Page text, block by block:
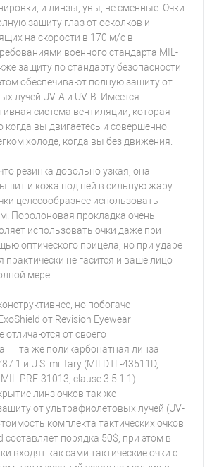
и линзы, увы, не сменные. Очки
защиту глаз от осколков и
на скорости в 170 м/с в
военного стандарта MIL-
защиту по стандарту безопасности
обеспечивают полную защиту от
лучей UV-A и UV-B. Имеется
система вентиляции, которая
когда вы двигаетесь и совершенно
холоде, когда вы без движения.
резинка довольно узкая, она
и кожа под ней в сильную жару
целесообразнее использовать
Поролоновая прокладка очень
использовать очки даже при
оптического прицела, но при ударе
практически не гасится и ваше лицо
мере.
но побогаче
от Revision Eyewear
отличаются от своего
— та же поликарбонатная линза
и U.S. military (MILDTL-43511D,
PRF-31013, clause 3.5.1.1).
линз очков так же
от ультрафиолетовых лучей (UV-
комплекта тактических очков
составляет порядка 50$, при этом в
входят как сами тактические очки с